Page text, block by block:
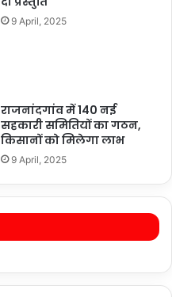
9 April, 2025
राजनांदगांव में 140 नई
सहकारी समितियों का गठन,
किसानों को मिलेगा लाभ
9 April, 2025